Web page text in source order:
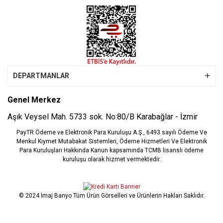
DEPARTMANLAR
Genel Merkez
Aşık Veysel Mah. 5733 sok. No:80/B Karabağlar - İzmir
PayTR Ödeme ve Elektronik Para Kuruluşu A.Ş., 6493 sayılı Ödeme Ve
Menkul Kıymet Mutabakat Sistemleri, Ödeme Hizmetleri Ve Elektronik
Para Kuruluşları Hakkında Kanun kapsamında TCMB lisanslı ödeme
kuruluşu olarak hizmet vermektedir.
© 2024 İmaj Banyo Tüm Ürün Görselleri ve Ürünlerin Hakları Saklıdır.